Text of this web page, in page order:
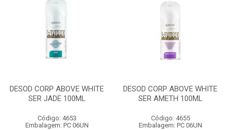
DESOD CORP ABOVE WHITE
SER JADE 100ML
Código: 4653
Embalagem: PC 06UN
DESOD CORP ABOVE WHITE
SER AMETH 100ML
Código: 4655
Embalagem: PC 06UN